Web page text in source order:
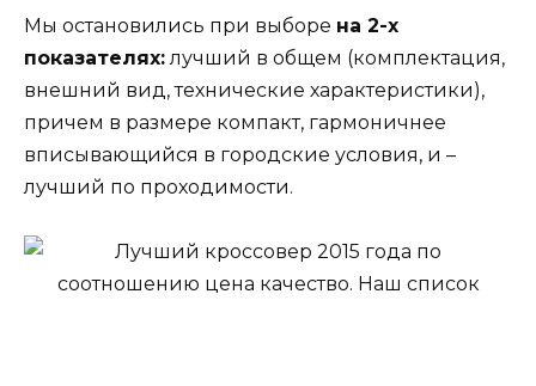
Мы остановились при выборе на 2-х
показателях: лучший в общем (комплектация,
внешний вид, технические характеристики),
причем в размере компакт, гармоничнее
вписывающийся в городские условия, и –
лучший по проходимости.